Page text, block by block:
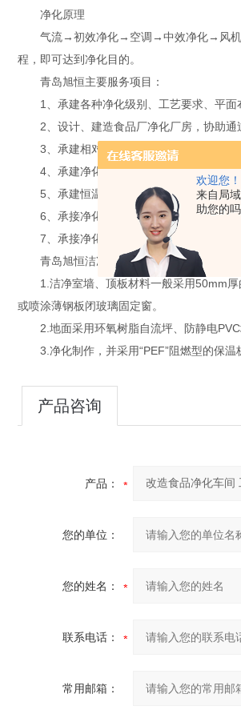
欢迎您！
来自局
助您的
净化原理
气流→初效净化→空调→中效净化→风机
程，即可达到净化目的。
青岛旭恒主要服务项目：
1、承建各种净化级别、工艺要求、平面
2、设计、建造食品厂净化厂房，协助通
3、承建相对负压、高温、防火防爆、隔
4、承建净化房相配套的照明、电器设施
5、承建恒温恒湿净化厂房系统、空调机
6、承接净化厂房配套的给排水、水处理
7、承接净化空调系统工程咨询、调试、
青岛旭恒洁净工程的主要结构材料：
1.洁净室墙、顶板材料一般采用50mm厚
或喷涂薄钢板闭玻璃固定窗。
2.地面采用环氧树脂自流坪、防静电PVC
3.净化制作，并采用“PEF”阻燃型的保温
产品咨询
产品：
您的单位：
您的姓名：
联系电话：
常用邮箱：